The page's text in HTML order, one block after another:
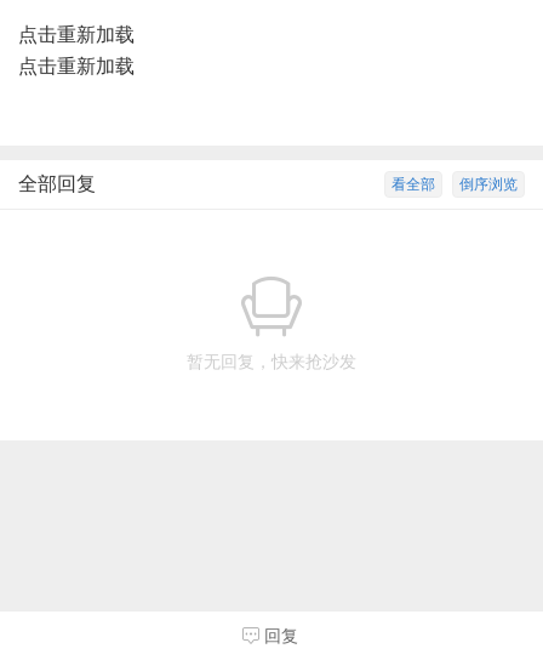
点击重新加载
点击重新加载
倒序浏览
看全部
全部回复
暂无回复，快来抢沙发
回复